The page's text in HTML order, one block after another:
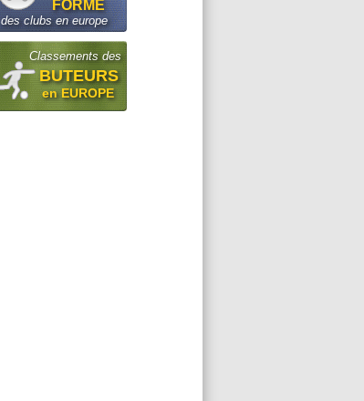
FORME
des clubs en europe
Classements des
BUTEURS
en EUROPE